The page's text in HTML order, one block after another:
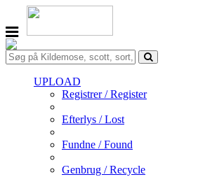
UPLOAD
Registrer / Register
Efterlys / Lost
Fundne / Found
Genbrug / Recycle